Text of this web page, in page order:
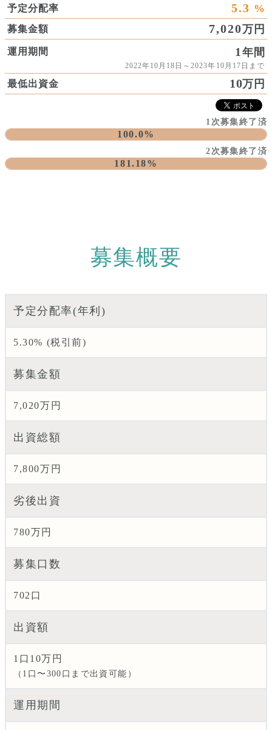
予定分配率 5.3 %
募集金額 7,020万円
運用期間 1年間
2022年10月18日～2023年10月17日まで
最低出資金 10万円
1次募集終了済
100.0%
2次募集終了済
181.18%
募集概要
予定分配率(年利)
5.30% (税引前)
募集金額
7,020万円
出資総額
7,800万円
劣後出資
780万円
募集口数
702口
出資額
1口10万円
（1口〜300口まで出資可能）
運用期間